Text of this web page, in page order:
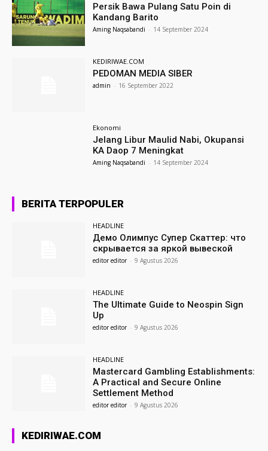
Persik Bawa Pulang Satu Poin di
Kandang Barito
Aming Naqsabandi - 14 September 2024
KEDIRIWAE.COM
PEDOMAN MEDIA SIBER
admin - 16 September 2022
Ekonomi
Jelang Libur Maulid Nabi, Okupansi
KA Daop 7 Meningkat
Aming Naqsabandi - 14 September 2024
BERITA TERPOPULER
HEADLINE
Демо Олимпус Супер Скаттер: что
скрывается за яркой вывеской
editor editor - 9 Agustus 2026
HEADLINE
The Ultimate Guide to Neospin Sign
Up
editor editor - 9 Agustus 2026
HEADLINE
Mastercard Gambling Establishments:
A Practical and Secure Online
Settlement Method
editor editor - 9 Agustus 2026
KEDIRIWAE.COM